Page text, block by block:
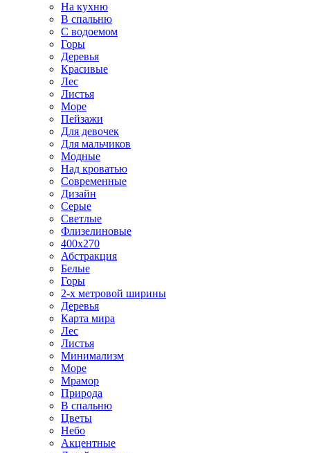
На кухню
В спальню
С водоемом
Горы
Деревья
Красивые
Лес
Листья
Море
Пейзажи
Для девочек
Для мальчиков
Модные
Над кроватью
Современные
Дизайн
Серые
Светлые
Флизелиновые
400х270
Абстракция
Белые
Горы
2-х метровой ширины
Деревья
Карта мира
Лес
Листья
Минимализм
Море
Мрамор
Природа
В спальню
Цветы
Небо
Акцентные